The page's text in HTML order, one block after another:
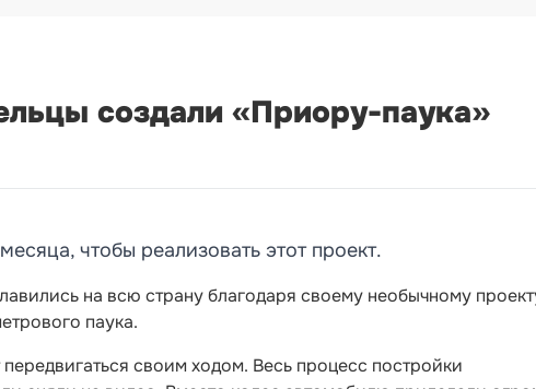
создали «Приору-паука»
чтобы реализовать этот проект.
на всю страну благодаря своему необычному
паука.
своим ходом. Весь процесс постройки